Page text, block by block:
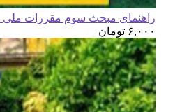
راهنمای مبحث سوم مقررات ملی
۶,۰۰۰ تومان